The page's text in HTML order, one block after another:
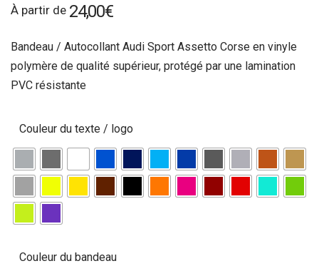
À partir de 24,00€
Bandeau / Autocollant Audi Sport Assetto Corse en vinyle
polymère de qualité supérieur, protégé par une lamination
PVC résistante
Couleur du texte / logo
Couleur du bandeau